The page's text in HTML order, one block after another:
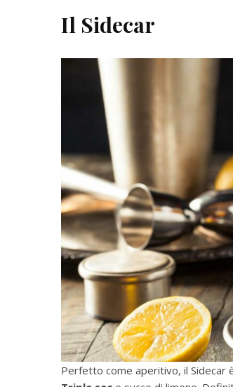
Il Sidecar
Perfetto come aperitivo, il Sidecar